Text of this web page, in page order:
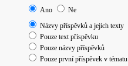
Ano
Ne
Názvy příspěvků a jejich texty
Pouze text příspěvku
Pouze názvy příspěvků
Pouze první příspěvek v tématu